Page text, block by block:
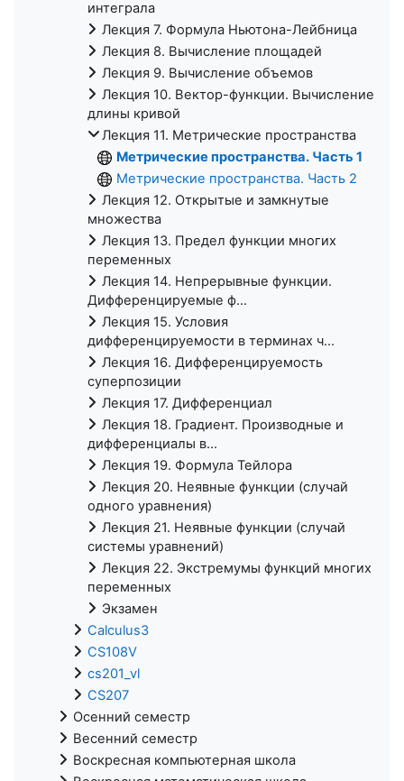
интеграла
Лекция 7. Формула Ньютона-Лейбница
Лекция 8. Вычисление площадей
Лекция 9. Вычисление объемов
Лекция 10. Вектор-функции. Вычисление
длины кривой
Лекция 11. Метрические пространства
Метрические пространства. Часть 1
Метрические пространства. Часть 2
Лекция 12. Открытые и замкнутые
множества
Лекция 13. Предел функции многих
переменных
Лекция 14. Непрерывные функции.
Дифференцируемые ф...
Лекция 15. Условия
дифференцируемости в терминах ч...
Лекция 16. Дифференцируемость
суперпозиции
Лекция 17. Дифференциал
Лекция 18. Градиент. Производные и
дифференциалы в...
Лекция 19. Формула Тейлора
Лекция 20. Неявные функции (случай
одного уравнения)
Лекция 21. Неявные функции (случай
системы уравнений)
Лекция 22. Экстремумы функций многих
переменных
Экзамен
Calculus3
CS108V
cs201_vl
CS207
Осенний семестр
Весенний семестр
Воскресная компьютерная школа